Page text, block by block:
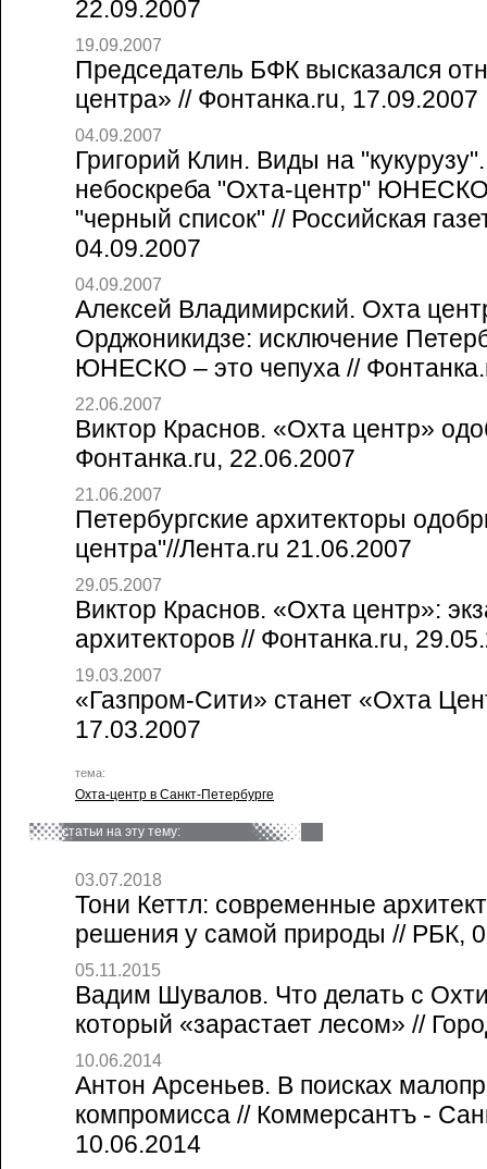
22.09.2007
19.09.2007
Председатель БФК высказался
центра» // Фонтанка.ru, 17.09.2007
04.09.2007
Григорий Клин. Виды на
небоскреба "Охта-центр" ЮНЕСКО
"черный список" // Российская
04.09.2007
04.09.2007
Алексей Владимирский. Охта
Орджоникидзе: исключение
ЮНЕСКО – это чепуха //
22.06.2007
Виктор Краснов. «Охта центр»
Фонтанка.ru, 22.06.2007
21.06.2007
Петербургские архитекторы
центра"//Лента.ru 21.06.2007
29.05.2007
Виктор Краснов. «Охта центр»:
архитекторов // Фонтанка.ru,
19.03.2007
«Газпром-Сити» станет «Охта
17.03.2007
тема:
Охта-центр в Санкт-Петербурге
статьи на эту тему:
03.07.2018
Тони Кеттл: современные
решения у самой природы // РБК,
05.11.2015
Вадим Шувалов. Что делать с
который «зарастает лесом» //
10.06.2014
Антон Арсеньев. В поисках
компромисса // Коммерсантъ -
10.06.2014